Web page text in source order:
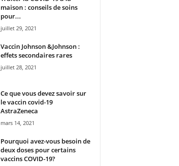
maison : conseils de soins
pour...
juillet 29, 2021
Vaccin Johnson &Johnson :
effets secondaires rares
juillet 28, 2021
Ce que vous devez savoir sur
le vaccin covid-19
AstraZeneca
mars 14, 2021
Pourquoi avez-vous besoin de
deux doses pour certains
vaccins COVID-19?